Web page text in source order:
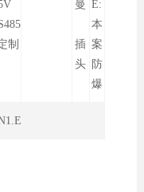
制
曼
插
头
E:
本
案
防
爆